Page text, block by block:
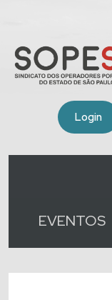
Login
EVENTOS